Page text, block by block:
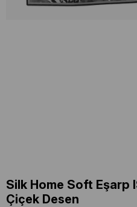
Silk Home Soft Eşarp
Çiçek Desen